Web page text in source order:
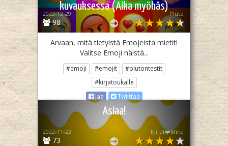
kuvauksessa (Aika myöhäs)
98
2022-12-29 Pluto­
Arvaan, mitä tietyistä Emojeista mietit!
Valitse Emoji näistä...
#emoji #emojit
#plutontestit
#kirjatoukalle
Jaa
Twiittaa
Asiaa!
73
2022-11-22 Kirjat❤️Minä